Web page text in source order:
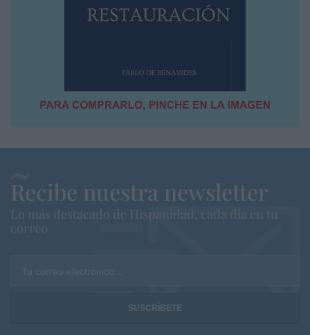
Recibe nuestra newsletter
Lo más destacado de Hispanidad, cada dia en tu
correo
Tu correo electrónico...